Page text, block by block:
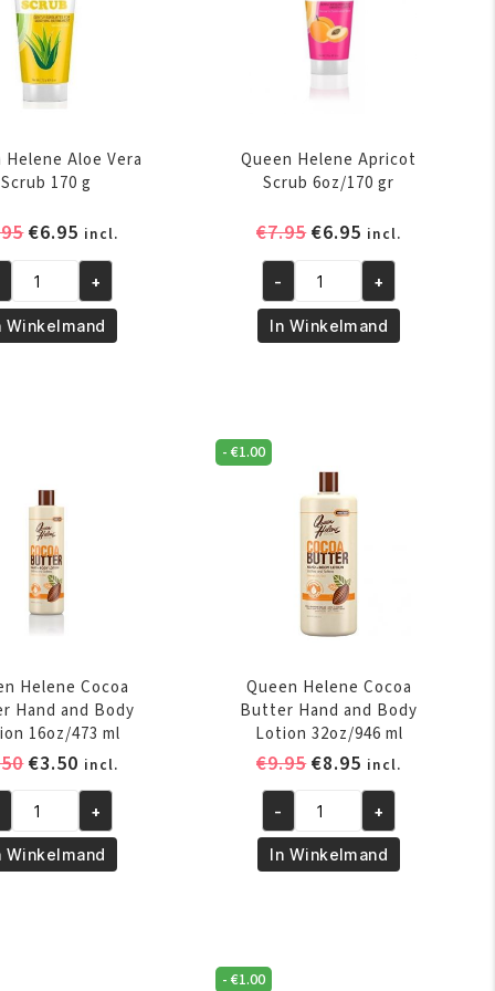
Helene Aloe Vera
Scrub 170 g
Oorspronkelijke
was:
€7.95.
€6.95 Huidige
prijs
is:
€6.95.
incl.
+
Winkelmand
Queen Helene Apricot
Scrub 6oz/170 gr
€7.95Oorspronkelijke
was:
€7.95.
€6.95 Huidige
prijs
is:
€6.95.
incl.
Queen
Helene
Apricot
aantal
- +
In Winkelmand
Helene Cocoa
Hand and Body
16oz/473 ml
Oorspronkelijke
was:
€4.50.
€3.50 Huidige
prijs
is:
€3.50.
incl.
+
Winkelmand
- €1.00
Queen Helene Cocoa
Butter Hand and Body
Lotion 32oz/946 ml
€9.95Oorspronkelijke
was:
€9.95.
€8.95 Huidige
prijs
is:
€8.95.
incl.
Queen
Helene
Cocoa
Body
- +
In Winkelmand
- €1.00